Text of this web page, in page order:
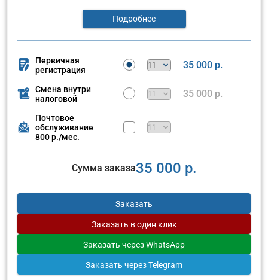
Подробнее
Первичная
регистрация
35 000 р.
Смена внутри
налоговой
35 000 р.
Почтовое
обслуживание
800 р./мес.
Сумма заказа35 000 р.
Заказать
Заказать в один клик
Заказать через WhatsApp
Заказать через Telegram